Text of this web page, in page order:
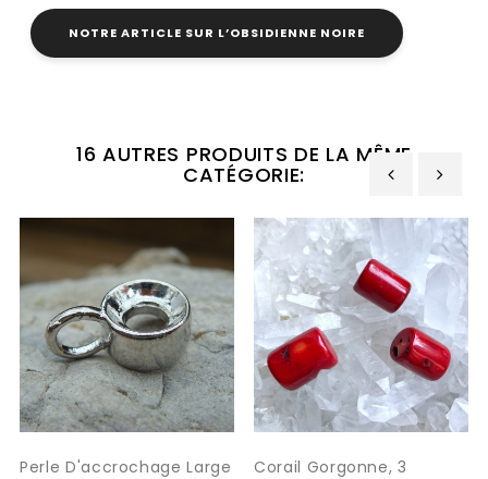
NOTRE ARTICLE SUR L’OBSIDIENNE NOIRE
16 AUTRES PRODUITS DE LA MÊME
CATÉGORIE:
Perle D'accrochage Large
Corail Gorgonne, 3
‹ ›